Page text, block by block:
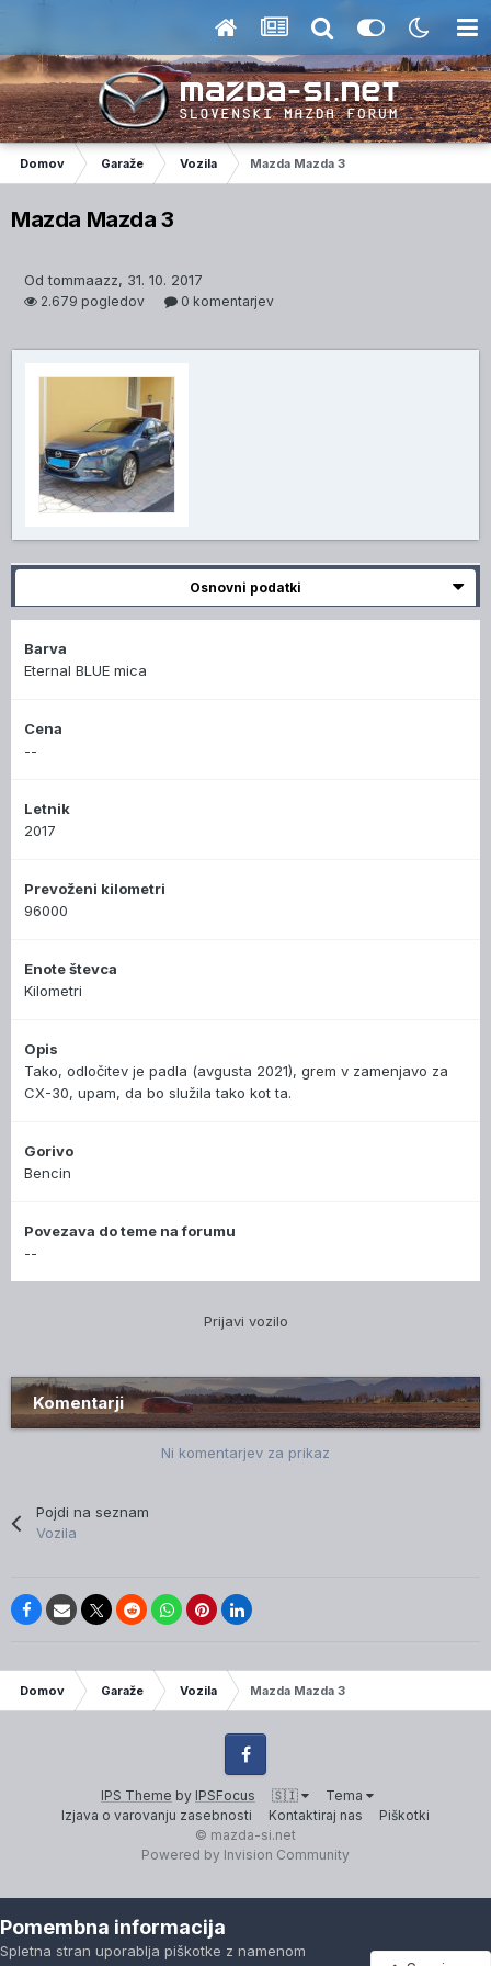
Domov Garaže Vozila Mazda Mazda 3
Mazda Mazda 3
Od tommaazz, 31. 10. 2017
2.679 pogledov 0 komentarjev
Osnovni podatki
Barva
Eternal BLUE mica
Cena
--
Letnik
2017
Prevoženi kilometri
96000
Enote števca
Kilometri
Opis
Tako, odločitev je padla (avgusta 2021), grem v zamenjavo za
CX-30, upam, da bo služila tako kot ta.
Gorivo
Bencin
Povezava do teme na forumu
--
Prijavi vozilo
Komentarji
Ni komentarjev za prikaz
Pojdi na seznam
Vozila
IP.Board Collections by DevFuse
Domov Garaže Vozila Mazda Mazda 3
IPS Theme by IPSFocus 🇸🇮
Tema
Izjava o varovanju zasebnosti
Kontaktiraj nas Piškotki
Facebook
© mazda-si.net
Powered by Invision Community
Pomembna informacija
Spletna stran uporablja piškotke z namenom